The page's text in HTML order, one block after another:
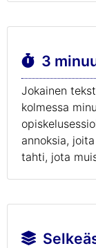
3
Jokainen
kolmessa
annoksia,
tahti, jota